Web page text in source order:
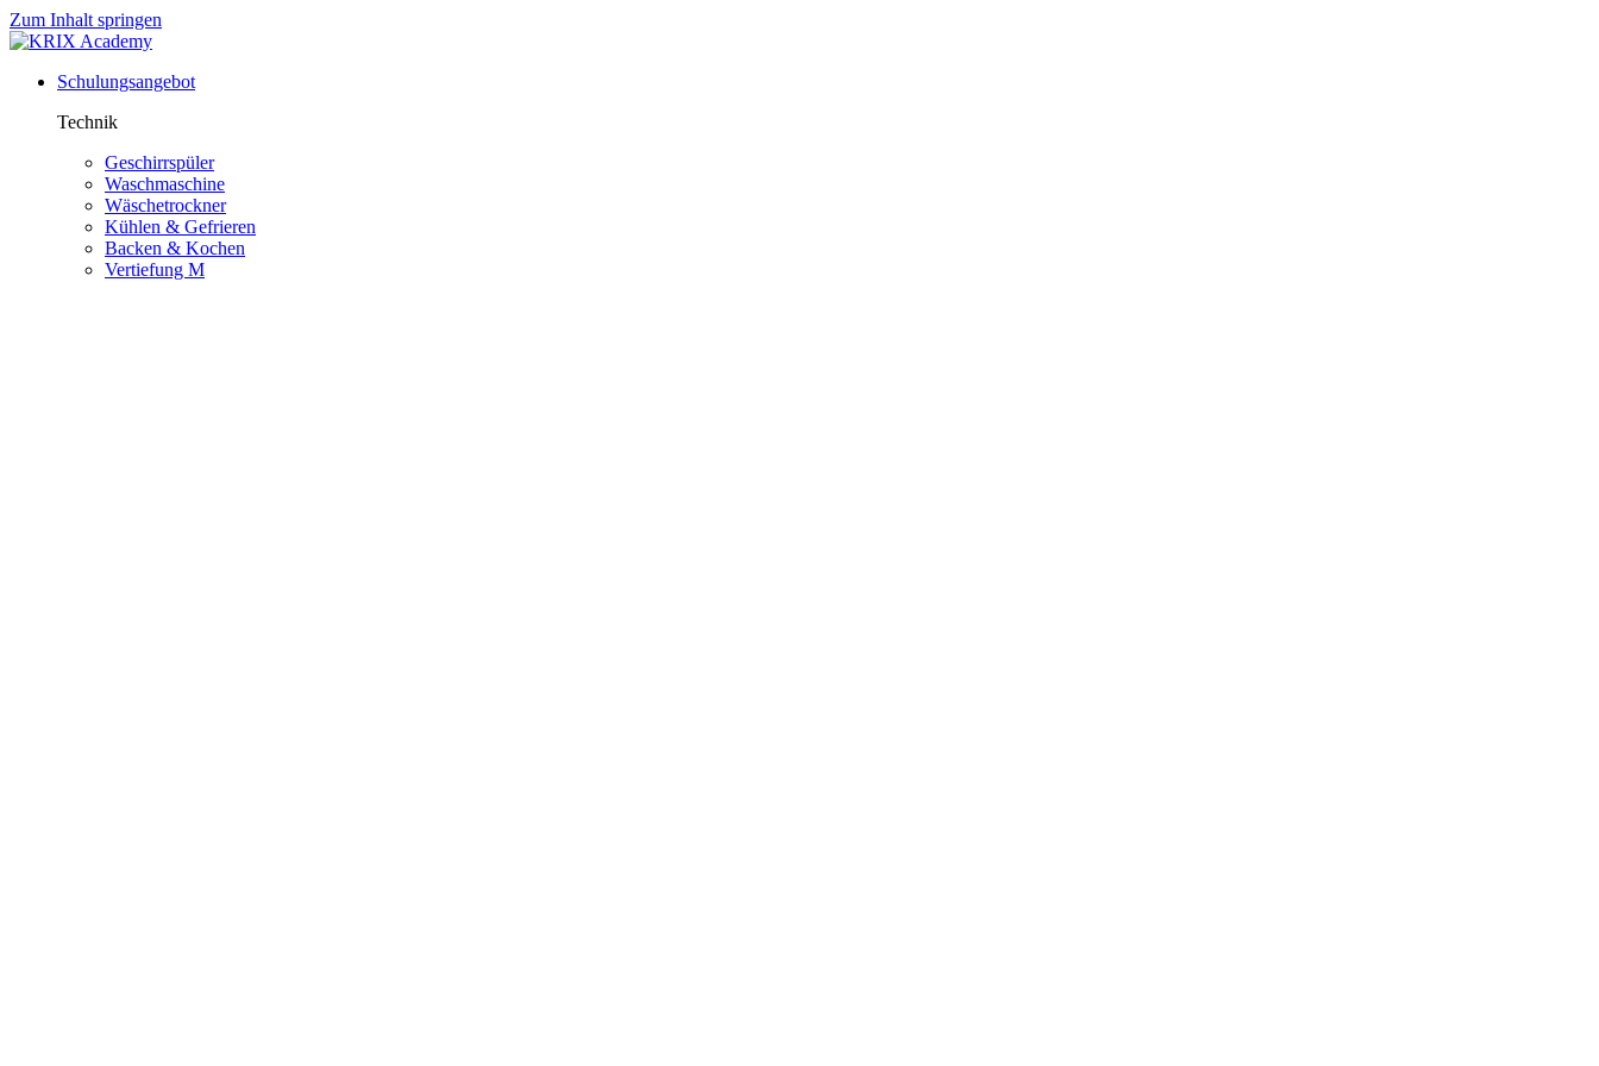
Zum Inhalt springen
Schulungsangebot
Technik
Geschirrspüler
Waschmaschine
Wäschetrockner
Kühlen & Gefrieren
Backen & Kochen
Vertiefung M